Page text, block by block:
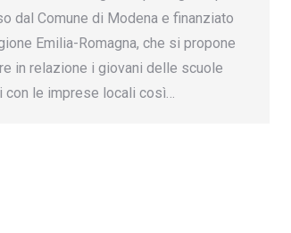
dal Comune di Modena e finanziato
Emilia-Romagna, che si propone
in relazione i giovani delle scuole
con le imprese locali così…